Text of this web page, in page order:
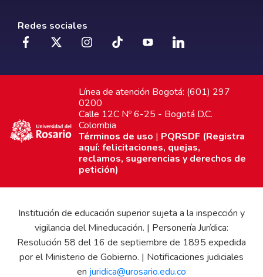
Redes sociales
Línea de atención Bogotá: (601) 297
0200
Calle 12C Nº 6-25 - Bogotá D.C.
Colombia
Términos de uso | PQRSDF (Registra
aquí: felicitaciones, quejas,
reclamos, sugerencias y derechos de
petición)
Institución de educación superior sujeta a la inspección y
vigilancia del Mineducación. | Personería Jurídica:
Resolución 58 del 16 de septiembre de 1895 expedida
por el Ministerio de Gobierno. | Notificaciones judiciales
en juridica@urosario.edu.co